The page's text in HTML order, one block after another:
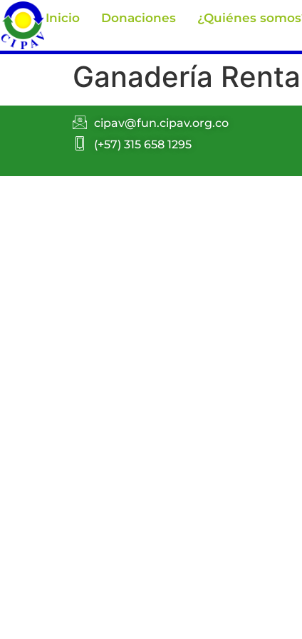
Inicio Donaciones ¿Quiénes
Ganadería
cipav@fun.cipav.org.co
(+57) 315 658 1295